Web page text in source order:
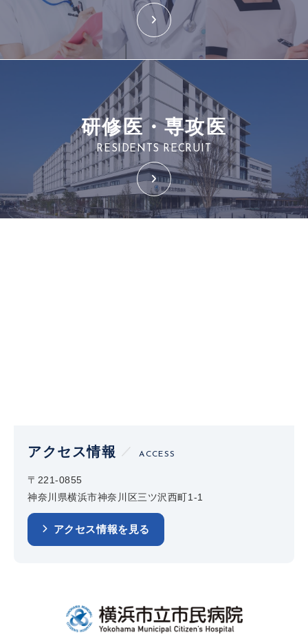
研修医・専攻医
RESIDENTS RECRUIT
アクセス情報 ACCESS
〒221-0855
神奈川県横浜市神奈川区三ツ沢西町1-1
アクセス情報を見る